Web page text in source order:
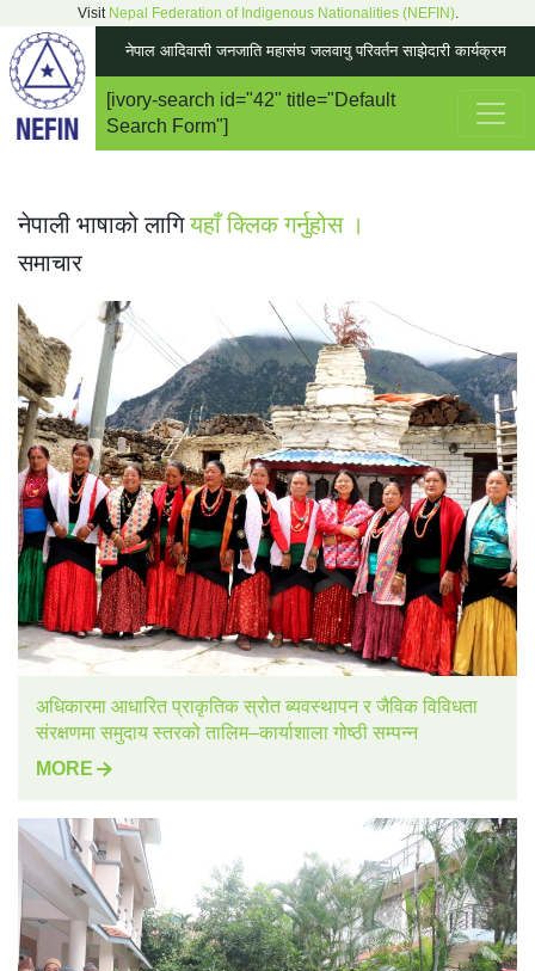
Visit Nepal Federation of Indigenous Nationalities (NEFIN).
नेपाल आदिवासी जनजाति महासंघ जलवायु परिवर्तन साझेदारी कार्यक्रम
Main Navigation
[ivory-search id="42" title="Default
Search Form"]
नेपाली भाषाको लागियहाँ क्लिक गर्नुहोस ।
समाचार
अधिकारमा आधारित प्राकृतिक स्रोत ब्यवस्थापन र जैविक विविधता
संरक्षणमा समुदाय स्तरको तालिम–कार्याशाला गोष्ठी सम्पन्न
MORE